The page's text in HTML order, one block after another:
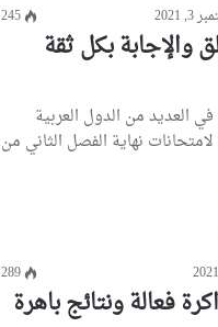
2021
245
والإجابة بكل ثقة
العديد من الدول العربية
نهاية الفصل الثاني من
289
فعالة ونتائج باهرة